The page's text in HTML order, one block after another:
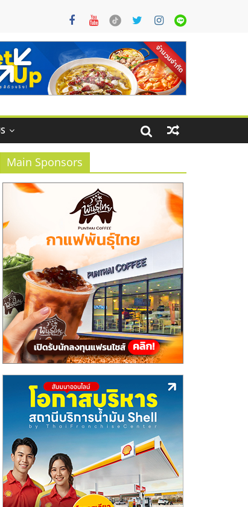
Main Sponsors